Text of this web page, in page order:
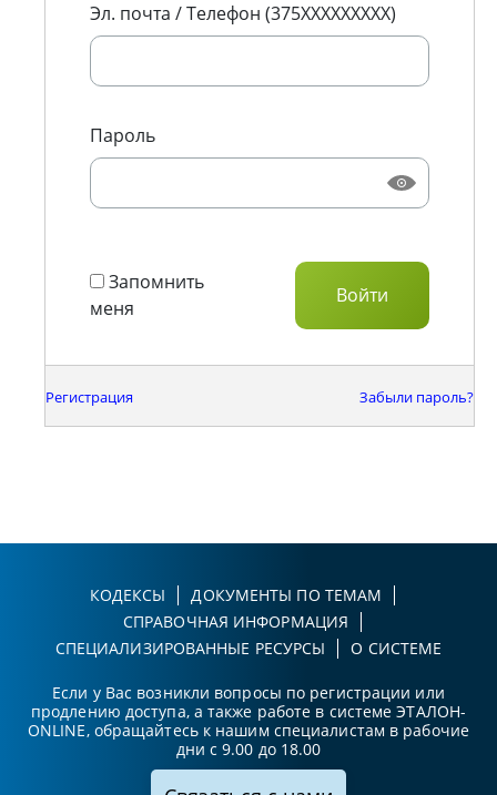
Эл. почта / Телефон (375XXXXXXXXX)
Пароль
Запомнить
меня
Регистрация Забыли пароль?
КОДЕКСЫ
ДОКУМЕНТЫ ПО ТЕМАМ
СПРАВОЧНАЯ ИНФОРМАЦИЯ
СПЕЦИАЛИЗИРОВАННЫЕ РЕСУРСЫ
О СИСТЕМЕ
Если у Вас возникли вопросы по регистрации или
продлению доступа, а также работе в системе ЭТАЛОН-
ONLINE, обращайтесь к нашим специалистам в рабочие
дни с 9.00 до 18.00